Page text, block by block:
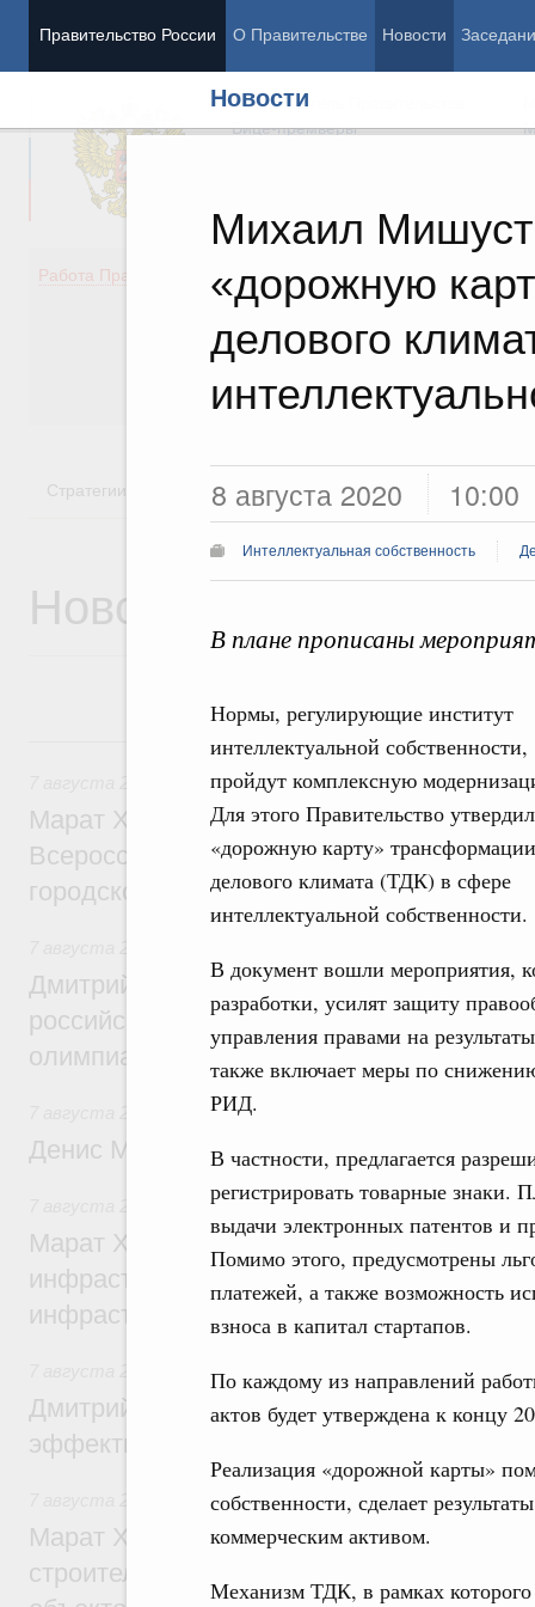
Правительство России О Правительстве Новости
Новости
Михаил
«дорожную
делового
8 августа 2020 10:00
Интеллектуальная собственность
В плане прописаны
Нормы, регулирующие институт
интеллектуальной собственности,
пройдут комплексную
Для этого Правительство
«дорожную карту» трансформации
делового климата (ТДК) в сфере
интеллектуальной собственности.
В документ вошли мероприятия,
разработки, усилят защиту
управления правами на
также включает меры по
РИД.
В частности, предлагается
регистрировать товарные знаки.
выдачи электронных патентов и
Помимо этого, предусмотрены
платежей, а также возможность
взноса в капитал стартапов.
По каждому из направлений
актов будет утверждена к концу
Реализация «дорожной карты»
собственности, сделает
коммерческим активом.
Механизм ТДК, в рамках которого
Председатель Правительства
Вице-премьеры
Работа Правительства
Демография
Здоровье
Культура
Государство
Стратегии Государственные программы
Новости
7 августа, пятница
Экономика городов. Городская среда
Марат Хуснуллин провёл заседание
Всероссийского конкурса лучших
городской среды
Дмитрий Чернышенко и Сергей Кравцов
российскую сборную с победой на
олимпиаде по искусственному
Общие вопросы промышленной политики
Денис Мантуров посетил Ярославскую
Бюджеты субъектов Федерации.
Марат Хуснуллин: 15 объектов
инфраструктуры построили и обновили
инфраструктурным кредитам
Развитие сельских территорий
Дмитрий Патрушев: Синхронизация
эффективность поддержки сельских
Экономика городов. Городская среда
Марат Хуснуллин: «Единый заказчик»
строительство и реконструкцию более